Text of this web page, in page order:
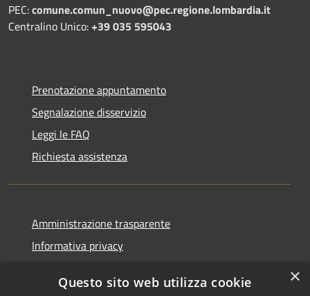
PEC:comune.comun_nuovo@pec.regione.lombardia.it
Centralino Unico:+39 035 595043
Prenotazione appuntamento
Segnalazione disservizio
Leggi le FAQ
Richiesta assistenza
Amministrazione trasparente
Informativa privacy
Dichiarazione di accessibilità
×
Questo sito web utilizza cookie